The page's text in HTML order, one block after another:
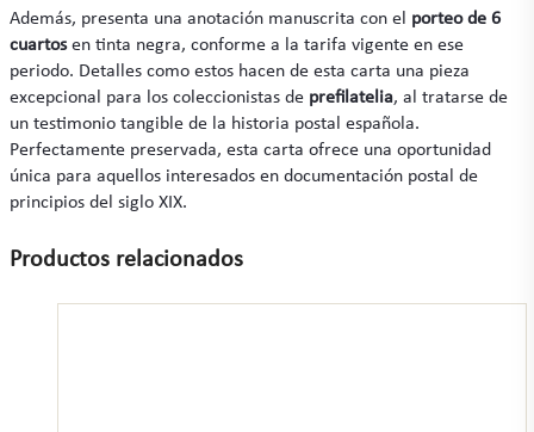
Además, presenta una anotación manuscrita con el porteo de 6
cuartosen tinta negra, conforme a la tarifa vigente en ese
periodo. Detalles como estos hacen de esta carta una pieza
excepcional para los coleccionistas de prefilatelia, al tratarse de
un testimonio tangible de la historia postal española.
Perfectamente preservada, esta carta ofrece una oportunidad
única para aquellos interesados en documentación postal de
principios del siglo XIX.
Productos relacionados